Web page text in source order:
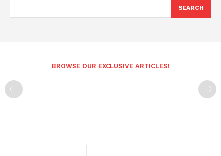
SEARCH
BROWSE OUR EXCLUSIVE ARTICLES!